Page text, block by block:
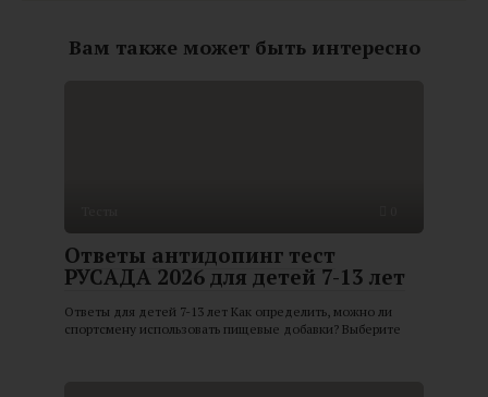
Вам также может быть интересно
Ответы антидопинг тест
РУСАДА 2026 для детей 7-13 лет
Ответы для детей 7-13 лет Как определить, можно ли
спортсмену использовать пищевые добавки? Выберите